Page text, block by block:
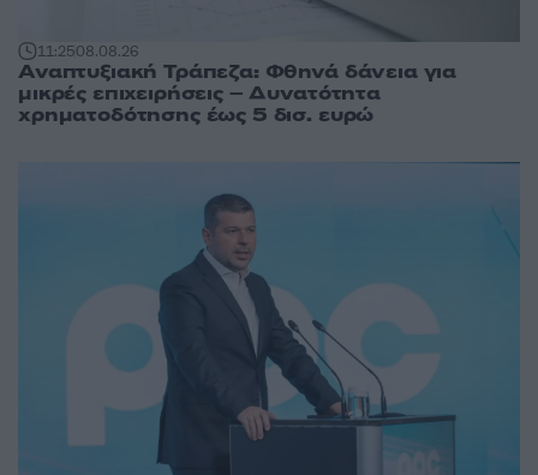
11:2508.08.26
Αναπτυξιακή Τράπεζα: Φθηνά δάνεια για
μικρές επιχειρήσεις – Δυνατότητα
χρηματοδότησης έως 5 δισ. ευρώ